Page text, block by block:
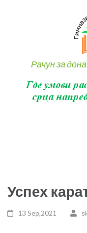
Рачун за
Успех
13 Sep,2021